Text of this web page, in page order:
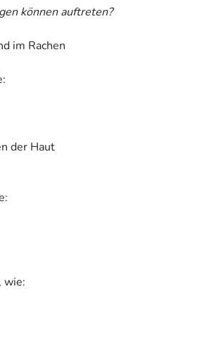
können auftreten?
im Rachen
der Haut
wie: